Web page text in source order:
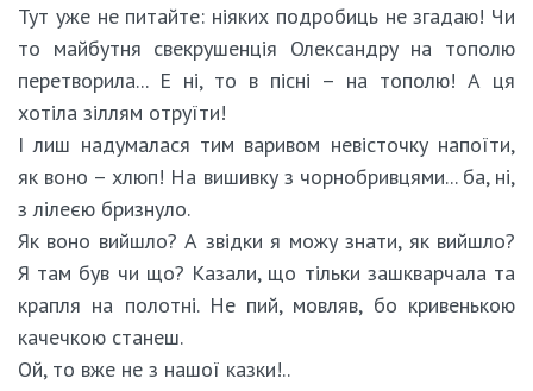
Тут уже не питайте: ніяких подробиць не згадаю! Чи
то майбутня свекрушенція Олександру на тополю
перетворила... Е ні, то в пісні – на тополю! А ця
хотіла зіллям отруїти!
І лиш надумалася тим варивом невісточку напоїти,
як воно – хлюп! На вишивку з чорнобривцями... ба, ні,
з лілеєю бризнуло.
Як воно вийшло? А звідки я можу знати, як вийшло?
Я там був чи що? Казали, що тільки зашкварчала та
крапля на полотні. Не пий, мовляв, бо кривенькою
качечкою станеш.
Ой, то вже не з нашої казки!..